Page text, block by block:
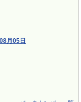
月05日